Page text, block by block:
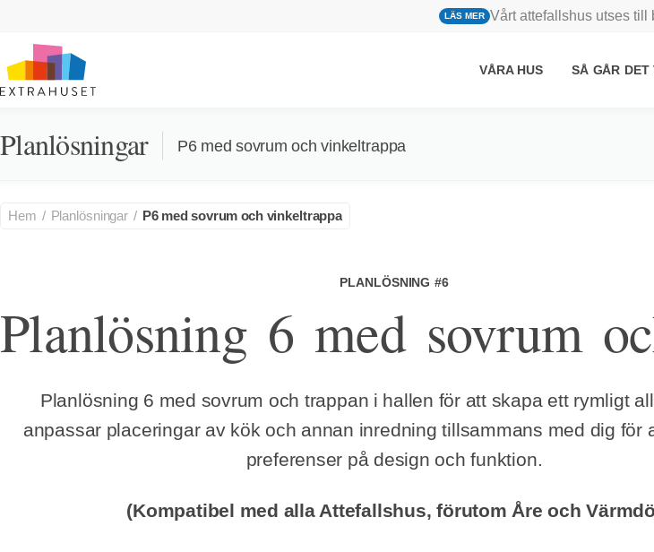
LÄS MER Vårt attefallshus utses till
VÅRA HUS SÅ GÅR DET
Planlösningar P6 med sovrum och vinkeltrappa
Hem Planlösningar P6 med sovrum och vinkeltrappa
PLANLÖSNING #6
Planlösning 6 med sovrum
Planlösning 6 med sovrum och trappan i hallen för att skapa ett rymligt
anpassar placeringar av kök och annan inredning tillsammans med dig för
preferenser på design och funktion.
(Kompatibel med alla Attefallshus, förutom Åre och